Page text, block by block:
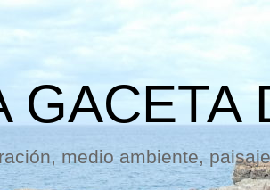
GACETA
medio ambiente,